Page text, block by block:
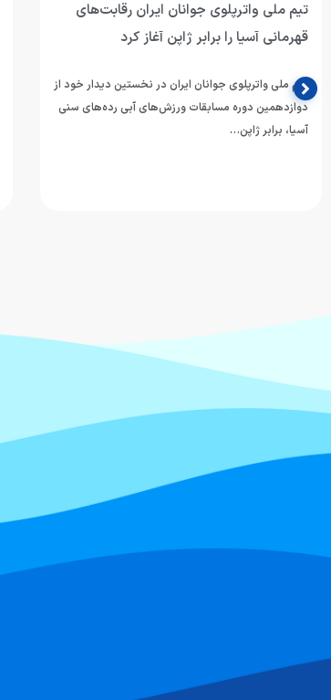
تیم ملی واترپلوی جوانان ایران رقابت‌های
قهرمانی آسیا را برابر ژاپن آغاز کرد
تیم ملی واترپلوی جوانان ایران در نخستین دیدار خود از
دوازدهمین دوره مسابقات ورزش‌های آبی رده‌های سنی
آسیا، برابر ژاپن…